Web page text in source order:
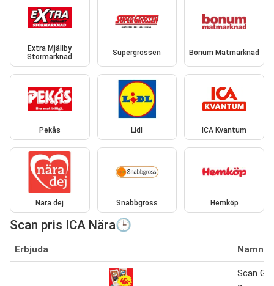
Extra Mjällby
Stormarknad
Supergrossen Bonum Matmarknad
Pekås Lidl ICA Kvantum
Nära dej Snabbgross Hemköp
Scan pris ICA Nära🕒
Erbjuda Namn
Scan